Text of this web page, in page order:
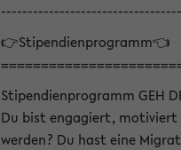
👉Stipendienprogramm👈
Stipendienprogramm GEH
Du bist engagiert, motiviert
werden? Du hast eine